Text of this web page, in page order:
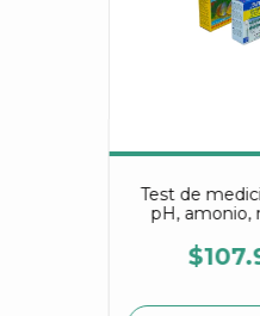
Test de
pH, amonio,